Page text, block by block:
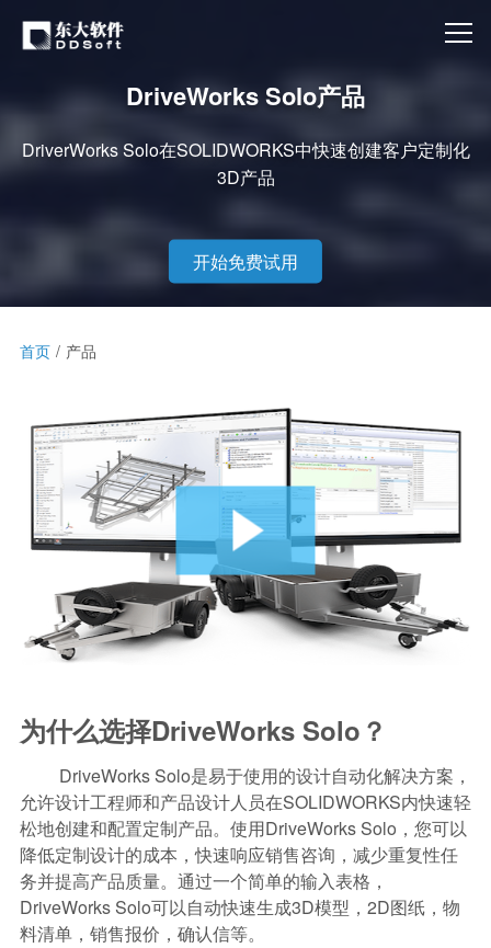
DriveWorks Solo产品
DriverWorks Solo在SOLIDWORKS中快速创建客户定制化
3D产品
开始免费试用
首页 产品
为什么选择DriveWorks Solo？
DriveWorks Solo是易于使用的设计自动化解决方案，
允许设计工程师和产品设计人员在SOLIDWORKS内快速轻
松地创建和配置定制产品。使用DriveWorks Solo，您可以
降低定制设计的成本，快速响应销售咨询，减少重复性任
务并提高产品质量。通过一个简单的输入表格，
DriveWorks Solo可以自动快速生成3D模型，2D图纸，物
料清单，销售报价，确认信等。